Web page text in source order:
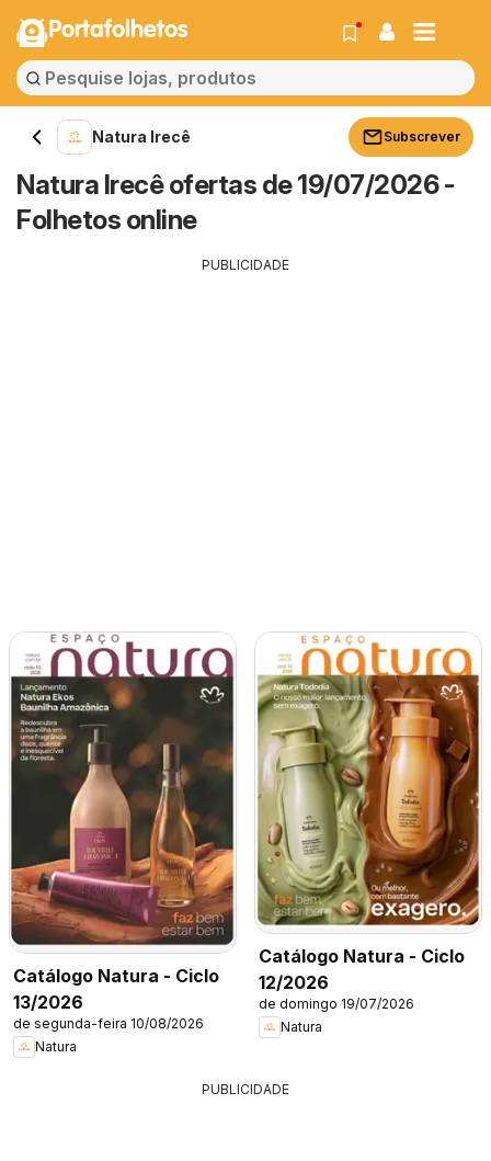
Portafolhetos
Natura Irecê Subscrever
Natura Irecê ofertas de 19/07/2026 -
Folhetos online
PUBLICIDADE
Catálogo Natura - Ciclo
13/2026
de segunda-feira 10/08/2026
Natura
Catálogo Natura - Ciclo
12/2026
de domingo 19/07/2026
Natura
PUBLICIDADE